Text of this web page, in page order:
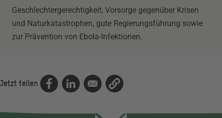
Geschlechtergerechtigkeit, Vorsorge gegenüber Krisen
und Naturkatastrophen, gute Regierungsführung sowie
zur Prävention von Ebola-Infektionen.
Jetzt teilen